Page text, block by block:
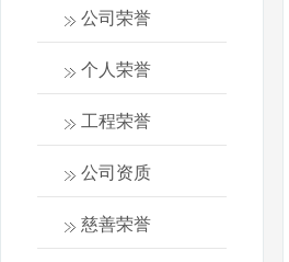
公司荣誉
个人荣誉
工程荣誉
公司资质
慈善荣誉